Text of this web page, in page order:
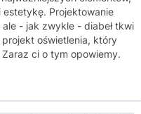
estetykę. Projektowanie
- jak zwykle - diabeł tkwi
oświetlenia, który
ci o tym opowiemy.